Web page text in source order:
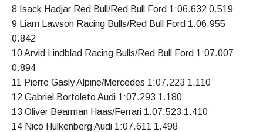
8 Isack Hadjar Red Bull/Red Bull Ford 1:06.632 0.519
9 Liam Lawson Racing Bulls/Red Bull Ford 1:06.955
0.842
10 Arvid Lindblad Racing Bulls/Red Bull Ford 1:07.007
0.894
11 Pierre Gasly Alpine/Mercedes 1:07.223 1.110
12 Gabriel Bortoleto Audi 1:07.293 1.180
13 Oliver Bearman Haas/Ferrari 1:07.523 1.410
14 Nico Hülkenberg Audi 1:07.611 1.498